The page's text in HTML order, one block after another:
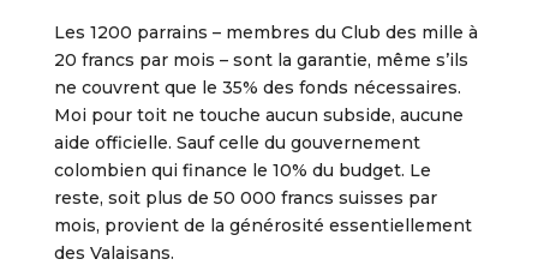
Les 1200 parrains – membres du Club des mille à
20 francs par mois – sont la garantie, même s’ils
ne couvrent que le 35% des fonds nécessaires.
Moi pour toit ne touche aucun subside, aucune
aide officielle. Sauf celle du gouvernement
colombien qui finance le 10% du budget. Le
reste, soit plus de 50 000 francs suisses par
mois, provient de la générosité essentiellement
des Valaisans.